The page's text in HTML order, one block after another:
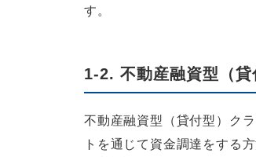
す。
1-2. 不動産融資型（
不動産融資型（貸付型）ク
トを通じて資金調達をする